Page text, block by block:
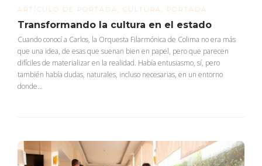
ARTÍCULO DE PORTADA CULTURA PORTADA
Transformando la cultura en el estado
Cuando conocí a Carlos, la Orquesta Filarmónica de Colima no era más
que una idea, de esas que suenan bien en papel, pero que parecen
difíciles de materializar en la realidad. Había entusiasmo, sí, pero
también había dudas, naturales, incluso necesarias, en un entorno
donde...